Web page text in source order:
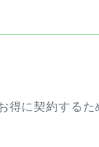
得に契約する